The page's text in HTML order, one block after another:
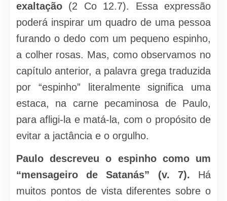
exaltação (2 Co 12.7). Essa expressão
poderá inspirar um quadro de uma pessoa
furando o dedo com um pequeno espinho,
a colher rosas. Mas, como observamos no
capítulo anterior, a palavra grega traduzida
por “espinho” literalmente significa uma
estaca, na carne pecaminosa de Paulo,
para afligi-la e matá-la, com o propósito de
evitar a jactância e o orgulho.
Paulo descreveu o espinho como um
“mensageiro de Satanás” (v. 7). Há
muitos pontos de vista diferentes sobre o